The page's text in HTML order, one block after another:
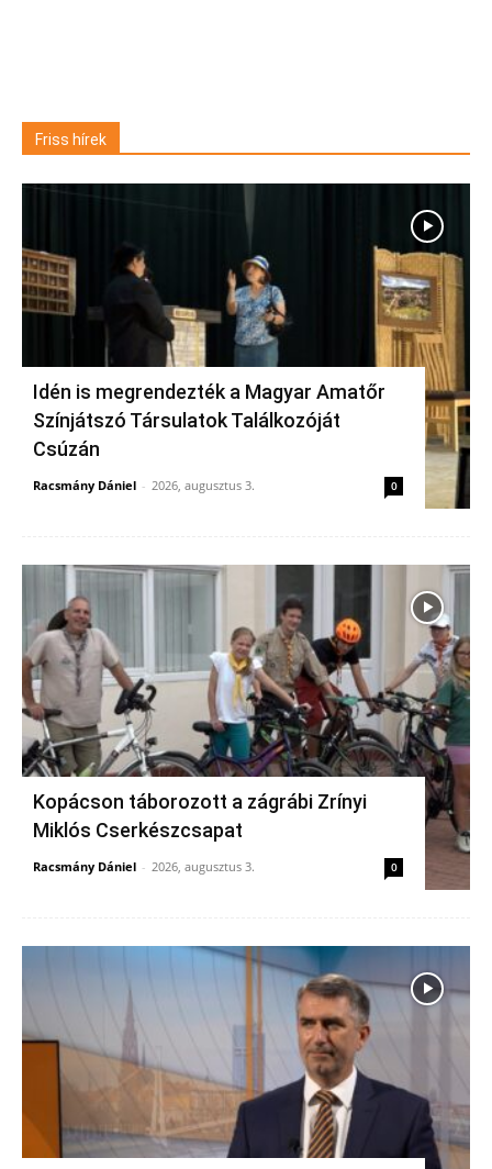
Friss hírek
Idén is megrendezték a Magyar Amatőr
Színjátszó Társulatok Találkozóját
Csúzán
Racsmány Dániel - 2026, augusztus 3. 0
Kopácson táborozott a zágrábi Zrínyi
Miklós Cserkészcsapat
Racsmány Dániel - 2026, augusztus 3. 0